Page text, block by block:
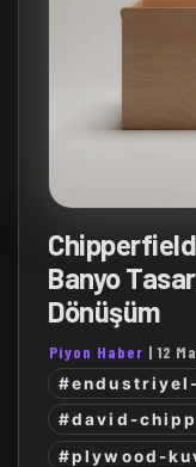
Banyo
Dönüşüm
Piyon Haber |12
#david-
#plywood-